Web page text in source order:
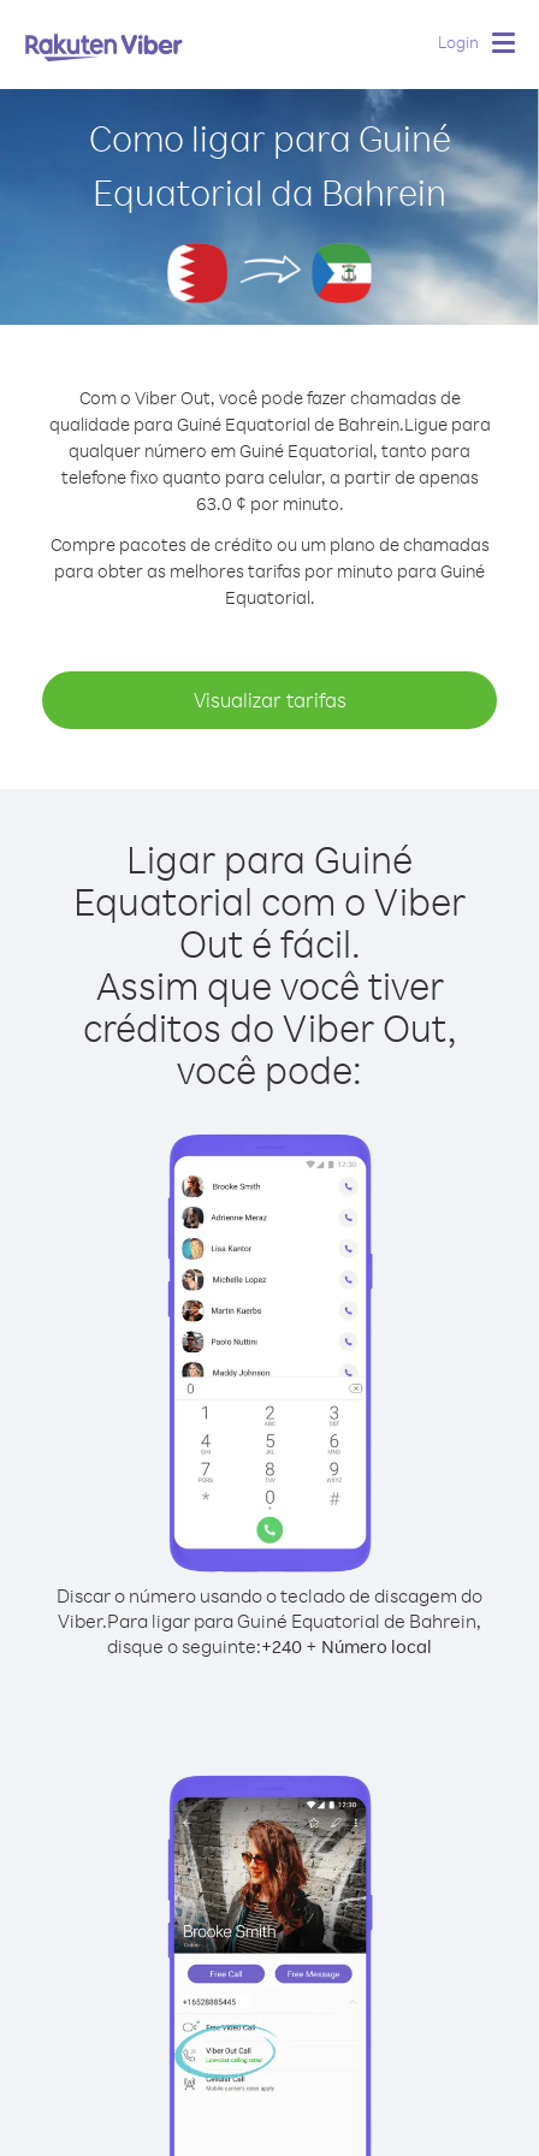
Login
Como ligar para Guiné
Equatorial da Bahrein
Com o Viber Out, você pode fazer chamadas de
qualidade para Guiné Equatorial de Bahrein.Ligue para
qualquer número em Guiné Equatorial, tanto para
telefone fixo quanto para celular, a partir de apenas
63.0 ¢ por minuto.
Compre pacotes de crédito ou um plano de chamadas
para obter as melhores tarifas por minuto para Guiné
Equatorial.
Visualizar tarifas
Ligar para Guiné
Equatorial com o Viber
Out é fácil.
Assim que você tiver
créditos do Viber Out,
você pode:
Discar o número usando o teclado de discagem do
Viber.Para ligar para Guiné Equatorial de Bahrein,
disque o seguinte:+240 + Número local